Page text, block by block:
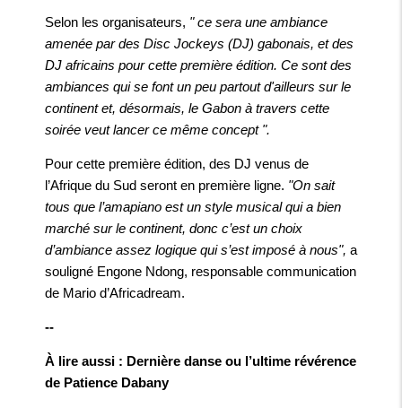
Selon les organisateurs, " ce sera une ambiance
amenée par des Disc Jockeys (DJ) gabonais, et des
DJ africains pour cette première édition. Ce sont des
ambiances qui se font un peu partout d'ailleurs sur le
continent et, désormais, le Gabon à travers cette
soirée veut lancer ce même concept ".
Pour cette première édition, des DJ venus de
l’Afrique du Sud seront en première ligne. "On sait
tous que l’amapiano est un style musical qui a bien
marché sur le continent, donc c’est un choix
d’ambiance assez logique qui s’est imposé à nous", a
souligné Engone Ndong, responsable communication
de Mario d’Africadream.
--
À lire aussi : Dernière danse ou l’ultime révérence
de Patience Dabany